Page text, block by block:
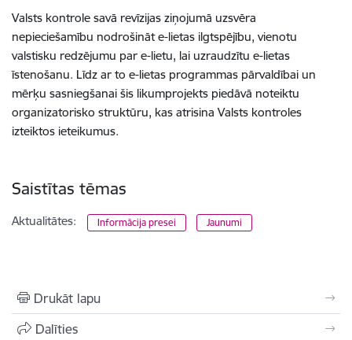
Valsts kontrole savā revīzijas ziņojumā uzsvēra
nepieciešamību nodrošināt e-lietas ilgtspējību, vienotu
valstisku redzējumu par e-lietu, lai uzraudzītu e-lietas
īstenošanu. Līdz ar to e-lietas programmas pārvaldībai un
mērķu sasniegšanai šis likumprojekts piedāvā noteiktu
organizatorisko struktūru, kas atrisina Valsts kontroles
izteiktos ieteikumus.
Saistītas tēmas
Aktualitātes: Informācija presei Jaunumi
Drukāt lapu
Dalīties